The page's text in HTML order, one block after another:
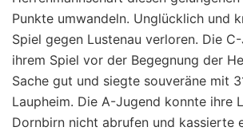
Punkte umwandeln. Unglücklich und
Spiel gegen Lustenau verloren. Die
ihrem Spiel vor der Begegnung der
Sache gut und siegte souveräne mit
Laupheim. Die A-Jugend konnte ihre
Dornbirn nicht abrufen und kassierte